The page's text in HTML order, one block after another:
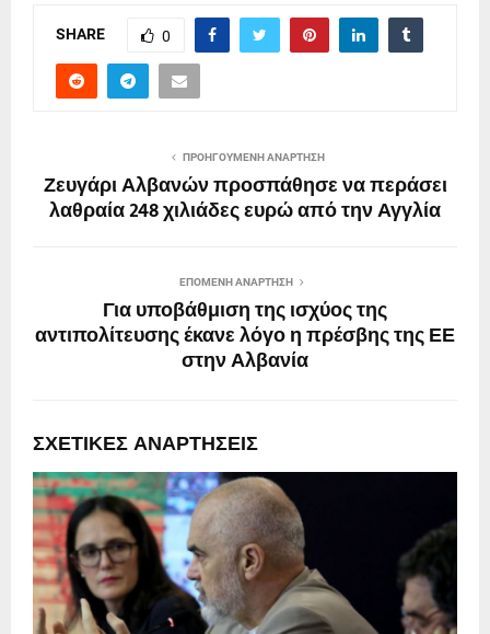
SHARE 0
ΠΡΟΗΓΟΎΜΕΝΗ ΑΝΆΡΤΗΣΗ
Ζευγάρι Αλβανών προσπάθησε να περάσει
λαθραία 248 χιλιάδες ευρώ από την Αγγλία
ΕΠΌΜΕΝΗ ΑΝΆΡΤΗΣΗ
Για υποβάθμιση της ισχύος της
αντιπολίτευσης έκανε λόγο η πρέσβης της ΕΕ
στην Αλβανία
ΣΧΕΤΙΚΈΣ ΑΝΑΡΤΉΣΕΙΣ